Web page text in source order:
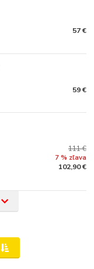
57 €
59 €
111 €
7 % zľava
102,90 €